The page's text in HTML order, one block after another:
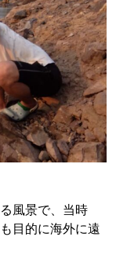
風景で、当時
目的に海外に遠